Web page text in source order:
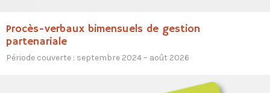
Procès-verbaux bimensuels de gestion
partenariale
Période couverte : septembre 2024 – août 2026